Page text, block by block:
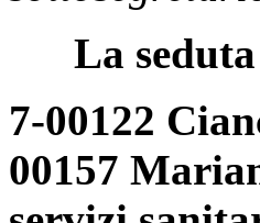
La
7-00122
00157